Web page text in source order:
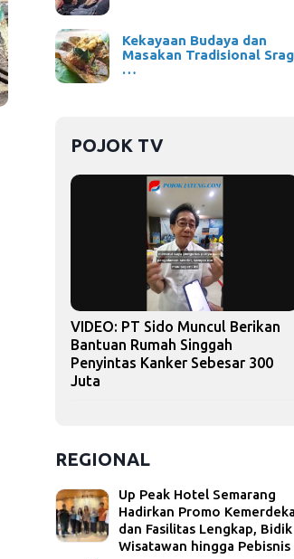
Kekayaan Budaya dan
Masakan Tradisional
…
POJOK TV
VIDEO: PT Sido Muncul Berikan
Bantuan Rumah Singgah
Penyintas Kanker Sebesar 300
Juta
REGIONAL
Up Peak Hotel Semarang
Hadirkan Promo
dan Fasilitas Lengkap, Bidik
Wisatawan hingga Pebisnis